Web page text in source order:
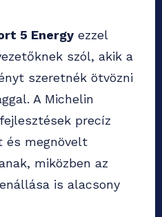
5 Energy ezzel
szól, akik a
szeretnék ötvözni
A Michelin
precíz
és megnövelt
miközben az
is alacsony